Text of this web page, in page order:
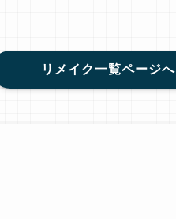
リメイク一覧ページへ